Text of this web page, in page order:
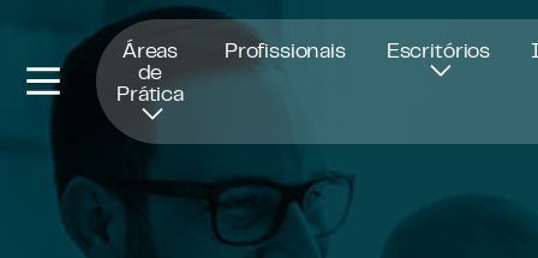
Áreas
de
Prática
Profissionais Escritórios
Abre numa nova janela